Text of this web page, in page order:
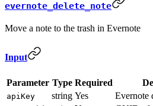
evernote_delete_note
Move a note to the trash in Evernote
Input
Parameter Type Required
apiKey string Yes Evernote